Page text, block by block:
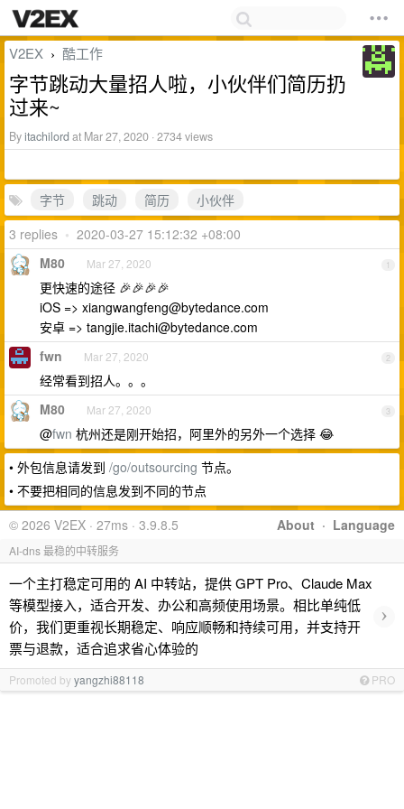
V2EX › 酷工作
字节跳动大量招人啦，小伙伴们简历扔
过来~
Byitachilord at Mar 27, 2020 · 2734 views
字节 跳动 简历
小伙伴
3 replies • 2020-03-27 15:12:32 +08:00
1
M80 Mar 27, 2020
更快速的途径 🎉🎉🎉🎉
iOS => xiangwangfeng@bytedance.com
安卓 => tangjie.itachi@bytedance.com
2
fwn Mar 27, 2020
经常看到招人。。。
3
M80 Mar 27, 2020
@fwn 杭州还是刚开始招，阿里外的另外一个选择 😂
• 外包信息请发到 /go/outsourcing 节点。
• 不要把相同的信息发到不同的节点
About · Language
© 2026 V2EX · 27ms · 3.9.8.5
AI-dns 最稳的中转服务
一个主打稳定可用的 AI 中转站，提供 GPT Pro、Claude Max
等模型接入，适合开发、办公和高频使用场景。相比单纯低
价，我们更重视长期稳定、响应顺畅和持续可用，并支持开
票与退款，适合追求省心体验的
›
Promoted byyangzhi88118 PRO